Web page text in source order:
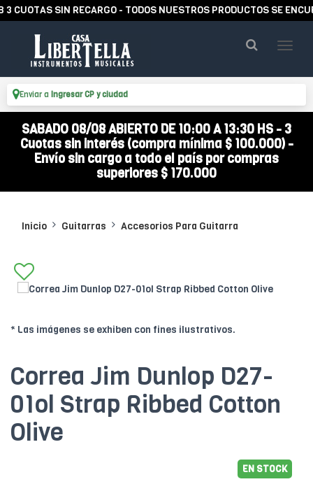
SIN RECARGO - TODOS NUESTROS PRODUCTOS SE
Enviar a Ingresar CP y ciudad
SABADO 08/08 ABIERTO DE 10:00 A 13:30 HS - 3
Cuotas sin interés (compra mínima $ 100.000) -
Envío sin cargo a todo el país por compras
superiores $ 170.000
Inicio Guitarras Accesorios Para Guitarra
* Las imágenes se exhiben con fines ilustrativos.
Correa Jim Dunlop D27-
01ol Strap Ribbed Cotton
Olive
EN STOCK